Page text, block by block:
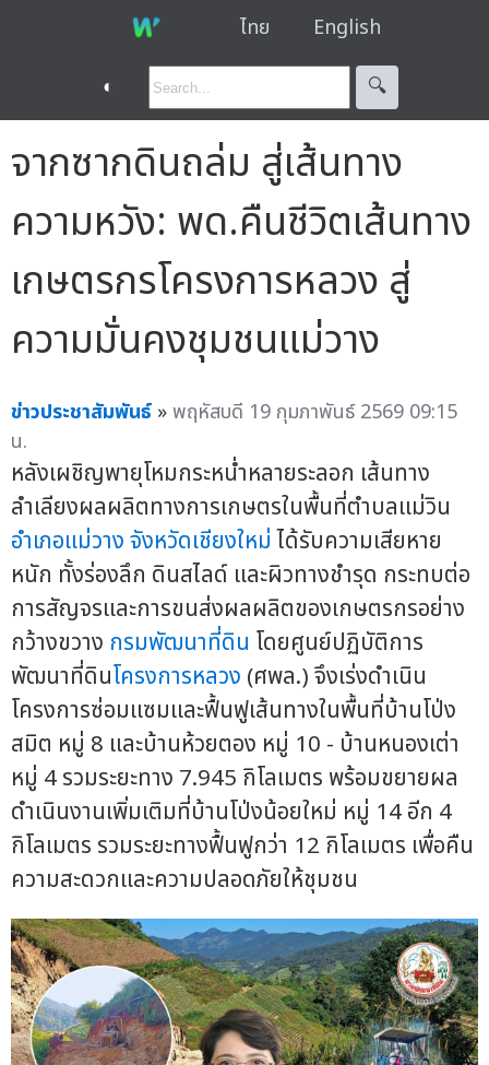
ไทย English
◐ 🔍︎
จากซากดินถล่ม สู่เส้นทาง
ความหวัง: พด.คืนชีวิตเส้นทาง
เกษตรกรโครงการหลวง สู่
ความมั่นคงชุมชนแม่วาง
ข่าวประชาสัมพันธ์ »พฤหัสบดี 19 กุมภาพันธ์ 2569 09:15
น.
หลังเผชิญพายุโหมกระหน่ำหลายระลอก เส้นทาง
ลำเลียงผลผลิตทางการเกษตรในพื้นที่ตำบลแม่วิน
อำเภอแม่วางจังหวัดเชียงใหม่ได้รับความเสียหาย
หนัก ทั้งร่องลึก ดินสไลด์ และผิวทางชำรุด กระทบต่อ
การสัญจรและการขนส่งผลผลิตของเกษตรกรอย่าง
กว้างขวาง กรมพัฒนาที่ดิน โดยศูนย์ปฏิบัติการ
พัฒนาที่ดินโครงการหลวง (ศพล.) จึงเร่งดำเนิน
โครงการซ่อมแซมและฟื้นฟูเส้นทางในพื้นที่บ้านโป่ง
สมิต หมู่ 8 และบ้านห้วยตอง หมู่ 10 - บ้านหนองเต่า
หมู่ 4 รวมระยะทาง 7.945 กิโลเมตร พร้อมขยายผล
ดำเนินงานเพิ่มเติมที่บ้านโป่งน้อยใหม่ หมู่ 14 อีก 4
กิโลเมตร รวมระยะทางฟื้นฟูกว่า 12 กิโลเมตร เพื่อคืน
ความสะดวกและความปลอดภัยให้ชุมชน